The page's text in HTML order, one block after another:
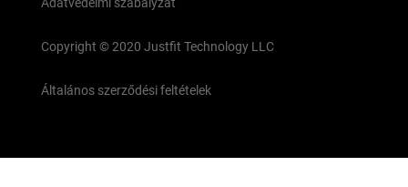
Adatvédelmi szabályzat
Copyright © 2020 Justfit Technology LLC
Általános szerződési feltételek